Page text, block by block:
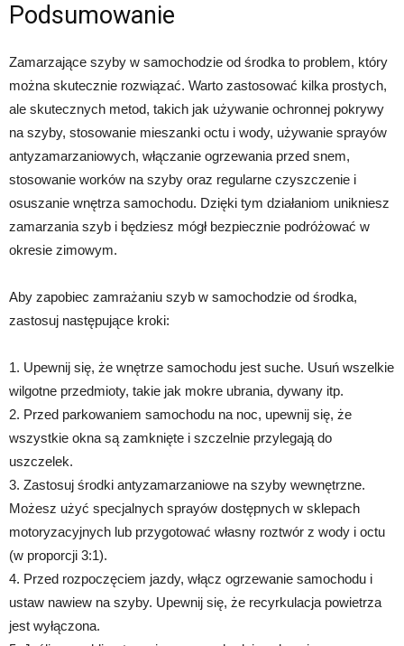
Podsumowanie
Zamarzające szyby w samochodzie od środka to problem, który
można skutecznie rozwiązać. Warto zastosować kilka prostych,
ale skutecznych metod, takich jak używanie ochronnej pokrywy
na szyby, stosowanie mieszanki octu i wody, używanie sprayów
antyzamarzaniowych, włączanie ogrzewania przed snem,
stosowanie worków na szyby oraz regularne czyszczenie i
osuszanie wnętrza samochodu. Dzięki tym działaniom unikniesz
zamarzania szyb i będziesz mógł bezpiecznie podróżować w
okresie zimowym.
Aby zapobiec zamrażaniu szyb w samochodzie od środka,
zastosuj następujące kroki:
1. Upewnij się, że wnętrze samochodu jest suche. Usuń wszelkie
wilgotne przedmioty, takie jak mokre ubrania, dywany itp.
2. Przed parkowaniem samochodu na noc, upewnij się, że
wszystkie okna są zamknięte i szczelnie przylegają do
uszczelek.
3. Zastosuj środki antyzamarzaniowe na szyby wewnętrzne.
Możesz użyć specjalnych sprayów dostępnych w sklepach
motoryzacyjnych lub przygotować własny roztwór z wody i octu
(w proporcji 3:1).
4. Przed rozpoczęciem jazdy, włącz ogrzewanie samochodu i
ustaw nawiew na szyby. Upewnij się, że recyrkulacja powietrza
jest wyłączona.